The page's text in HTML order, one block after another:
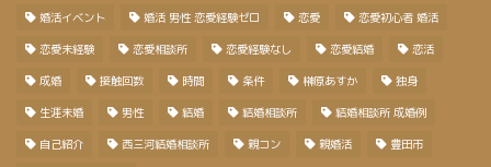
婚活イベント 婚活 男性 恋愛経験ゼロ 恋愛 恋愛初心者 婚活
恋愛未経験 恋愛相談所 恋愛経験なし 恋愛結婚 恋活
成婚 接触回数 時間 条件 榊原あすか 独身
生涯未婚 男性 結婚 結婚相談所 結婚相談所 成婚例
自己紹介 西三河結婚相談所 親コン 親婚活 豊田市